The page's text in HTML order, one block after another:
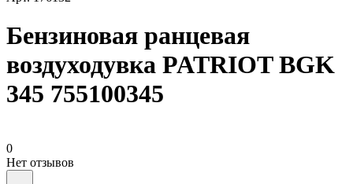
Бензиновая ранцевая
воздуходувка PATRIOT BGK
345 755100345
0
Нет отзывов